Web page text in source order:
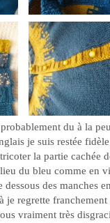
du à la
je suis restée
la partie cachée
du bleu comme en
dessous des manches
je regrette
vraiment très